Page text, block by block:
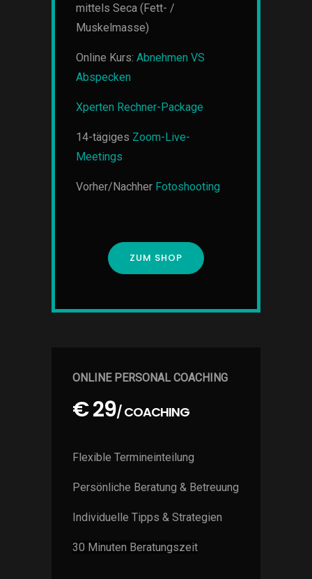
mittels Seca (Fett- /
Muskelmasse)
Online Kurs: Abnehmen VS
Abspecken
Xperten Rechner-Package
14-tägiges Zoom-Live-
Meetings
Vorher/Nachher Fotoshooting
ZUM SHOP
ONLINE PERSONAL COACHING
€ 29/ COACHING
Flexible Termineinteilung
Persönliche Beratung & Betreuung
Individuelle Tipps & Strategien
30 Minuten Beratungszeit